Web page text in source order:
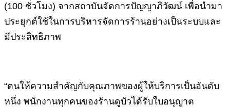
(100 ชั่วโมง) จากสถาบันจัดการปัญญาภิวัฒน์ เพื่อนำมา
ประยุกต์ใช้ในการบริหารจัดการร้านอย่างเป็นระบบและ
มีประสิทธิภาพ
“ตนให้ความสำคัญกับคุณภาพของผู้ให้บริการเป็นอันดับ
หนึ่ง พนักงานทุกคนของร้านดูบัวได้รับใบอนุญาต